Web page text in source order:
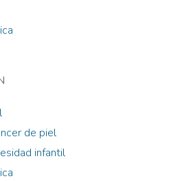
de piel
infantil